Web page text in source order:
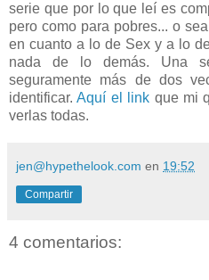
serie que por lo que leí es
pero como para pobres... o
en cuanto a lo de Sex y a lo
nada de lo demás. Una
seguramente más de dos
identificar.Aquí el link que mi
verlas todas.
jen@hypethelook.com en 19:52
Compartir
4 comentarios: